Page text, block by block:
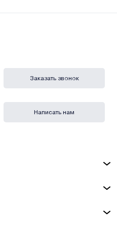
Заказать звонок
Написать нам